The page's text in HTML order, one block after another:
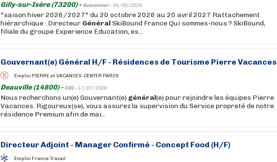
Gilly-sur-Isère (73200) - Saisonnier - 04/08/2026
*saison hiver 2026/2027* du 20 octobre 2026 au 20 avril 2027 Rattachement
hiérarchique : Directeur GénéralSkiBound France Qui sommes-nous ? SkiBound,
filiale du groupe Experience Education, es...
Gouvernant(e) Général H/F - Résidences de Tourisme Pierre Vacances
Emploi PIERRE et VACANCES-CENTER PARCS
Deauville (14800) - CDI - 17/07/2026
Nous recherchons un(e) Gouvernant(e) général(e) pour rejoindre les équipes Pierre
Vacances. Rigoureux(se), vous assurez la supervision du Service propreté de notre
résidence Premium afin de mai...
Directeur Adjoint - Manager Confirmé - Concept Food (H/F)
Emploi France Travail